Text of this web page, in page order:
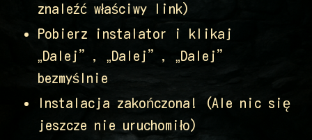
znaleźć właściwy link)
Pobierz instalator i klikaj
„Dalej”, „Dalej”, „Dalej”
bezmyślnie
Instalacja zakończona! (Ale nic się
jeszcze nie uruchomiło)